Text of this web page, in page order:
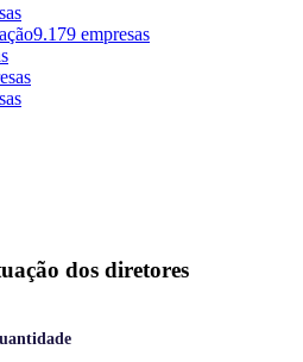
9.179 empresas
dos diretores